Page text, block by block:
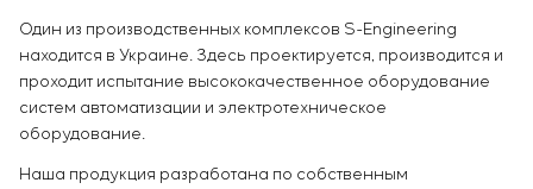
Разработка систем управления
Энергоаудит
Один из производственных комплексов S-Engineering
находится в Украине. Здесь проектируется, производится и
проходит испытание высококачественное оборудование
систем автоматизации и электротехническое
оборудование.
Наша продукция разработана по собственным